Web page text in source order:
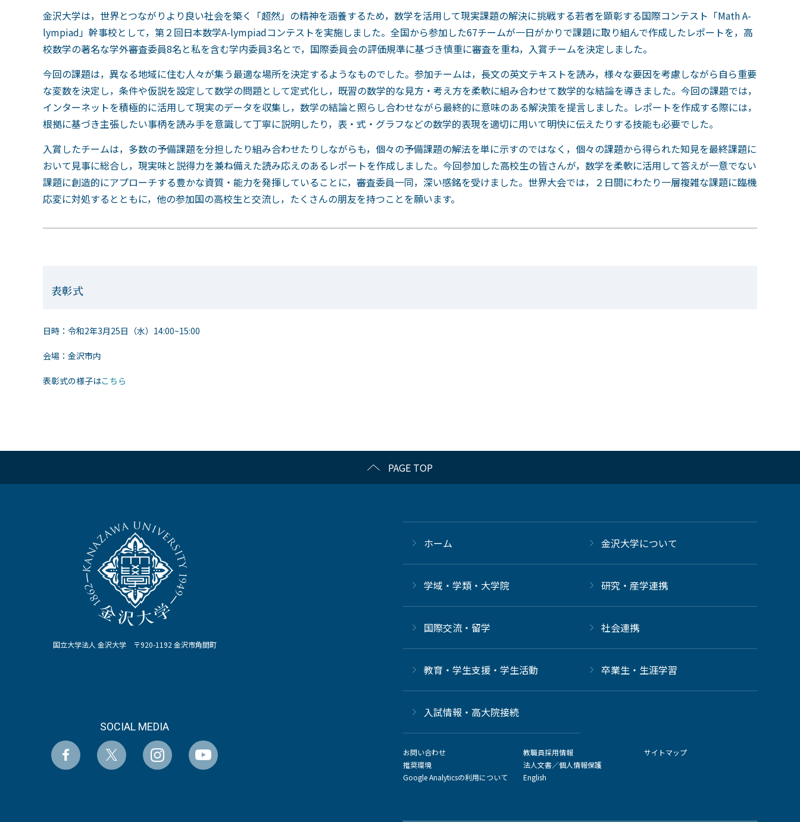
金沢大学は，世界とつながりより良い社会を築く「超然」の精神を涵養するため，数学を活用して現実課題の解決に挑戦する若者を顕彰する国際コンテスト「Math A-
lympiad」幹事校として，第２回日本数学A-lympiadコンテストを実施しました。全国から参加した67チームが一日がかりで課題に取り組んで作成したレポートを，高
校数学の著名な学外審査委員8名と私を含む学内委員3名とで，国際委員会の評価規準に基づき慎重に審査を重ね，入賞チームを決定しました。
今回の課題は，異なる地域に住む人々が集う最適な場所を決定するようなものでした。参加チームは，長文の英文テキストを読み，様々な要因を考慮しながら自ら重要
な変数を決定し，条件や仮説を設定して数学の問題として定式化し，既習の数学的な見方・考え方を柔軟に組み合わせて数学的な結論を導きました。今回の課題では，
インターネットを積極的に活用して現実のデータを収集し，数学の結論と照らし合わせながら最終的に意味のある解決策を提言しました。レポートを作成する際には，
根拠に基づき主張したい事柄を読み手を意識して丁寧に説明したり，表・式・グラフなどの数学的表現を適切に用いて明快に伝えたりする技能も必要でした。
入賞したチームは，多数の予備課題を分担したり組み合わせたりしながらも，個々の予備課題の解法を単に示すのではなく，個々の課題から得られた知見を最終課題に
おいて見事に総合し，現実味と説得力を兼ね備えた読み応えのあるレポートを作成しました。今回参加した高校生の皆さんが，数学を柔軟に活用して答えが一意でない
課題に創造的にアプローチする豊かな資質・能力を発揮していることに，審査委員一同，深い感銘を受けました。世界大会では，２日間にわたり一層複雑な課題に臨機
応変に対処するとともに，他の参加国の高校生と交流し，たくさんの朋友を持つことを願います。
表彰式
日時：令和2年3月25日（水）14:00~15:00
会場：金沢市内
表彰式の様子はこちら
PAGE TOP
国立大学法人 金沢大学 〒920-1192 金沢市角間町
SOCIAL MEDIA
ホーム 金沢大学について
学域・学類・大学院 研究・産学連携
国際交流・留学 社会連携
教育・学生支援・学生活動 卒業生・生涯学習
⼊試情報・高大院接続
お問い合わせ
推奨環境
Google Analyticsの利用について
教職員採用情報
法人文書／個人情報保護
English
サイトマップ